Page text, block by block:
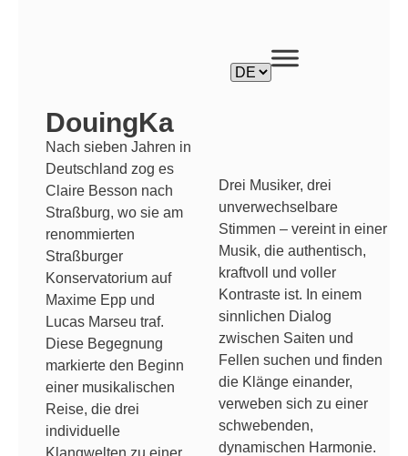
Drei Musiker, drei
unverwechselbare
Stimmen – vereint in einer
Musik, die authentisch,
kraftvoll und voller
Kontraste ist. In einem
sinnlichen Dialog
zwischen Saiten und
Fellen suchen und finden
die Klänge einander,
verweben sich zu einer
schwebenden,
dynamischen Harmonie.
DouingKa
Nach sieben Jahren in
Deutschland zog es
Claire Besson nach
Straßburg, wo sie am
renommierten
Straßburger
Konservatorium auf
Maxime Epp und
Lucas Marseu traf.
Diese Begegnung
markierte den Beginn
einer musikalischen
Reise, die drei
individuelle
Klangwelten zu einer